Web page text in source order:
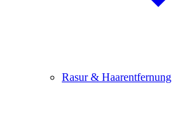
Rasur & Haarentfernung